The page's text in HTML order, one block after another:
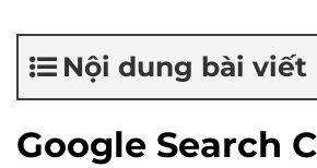
Nội dung bài viết
Google Search